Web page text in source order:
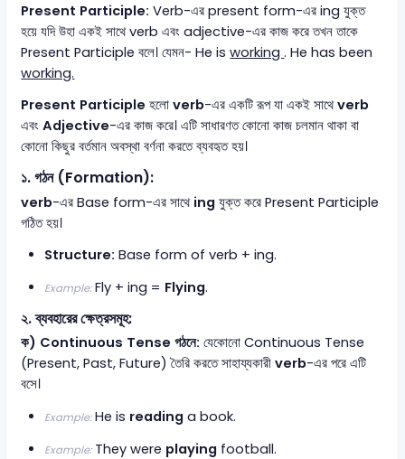
Present Participle:Verb-এর present form-এর ing যুক্ত
হয়ে যদি উহা একই সাথে verb এবং adjective-এর কাজ করে তখন তাকে
Present Participle বলে। যেমন- He isworking. He has been
working.
Present Participle হলোverb-এর একটি রূপ যা একই সাথেverb
এবংAdjective-এর কাজ করে। এটি সাধারণত কোনো কাজ চলমান থাকা বা
কোনো কিছুর বর্তমান অবস্থা বর্ণনা করতে ব্যবহৃত হয়।
১. গঠন (Formation):
verb-এর Base form-এর সাথে ing যুক্ত করে Present Participle
গঠিত হয়।
Structure: Base form of verb + ing.
Example:Fly + ing = Flying.
২. ব্যবহারের ক্ষেত্রসমূহ:
ক) Continuous Tense গঠনে: যেকোনো Continuous Tense
(Present, Past, Future) তৈরি করতে সাহায্যকারীverb-এর পরে এটি
বসে।
Example:He is readinga book.
Example:They were playingfootball.